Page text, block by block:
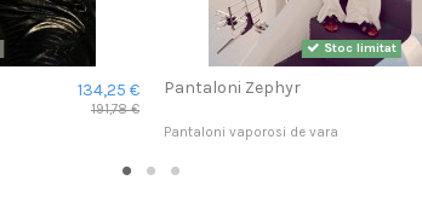
134,25 €
191,78 €
Stoc limitat
Pantaloni Zephyr
Pantaloni vaporosi de vara